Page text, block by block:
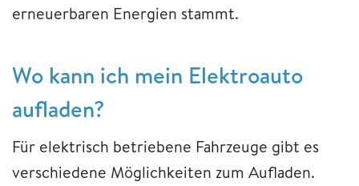
erneuerbaren Energien stammt.
Wo kann ich mein Elektroauto
aufladen?
Für elektrisch betriebene Fahrzeuge gibt es
verschiedene Möglichkeiten zum Aufladen.